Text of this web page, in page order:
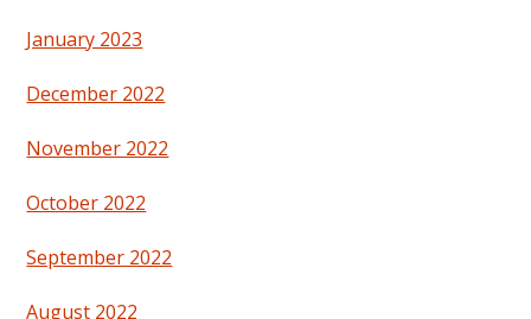
January 2023
December 2022
November 2022
October 2022
September 2022
August 2022